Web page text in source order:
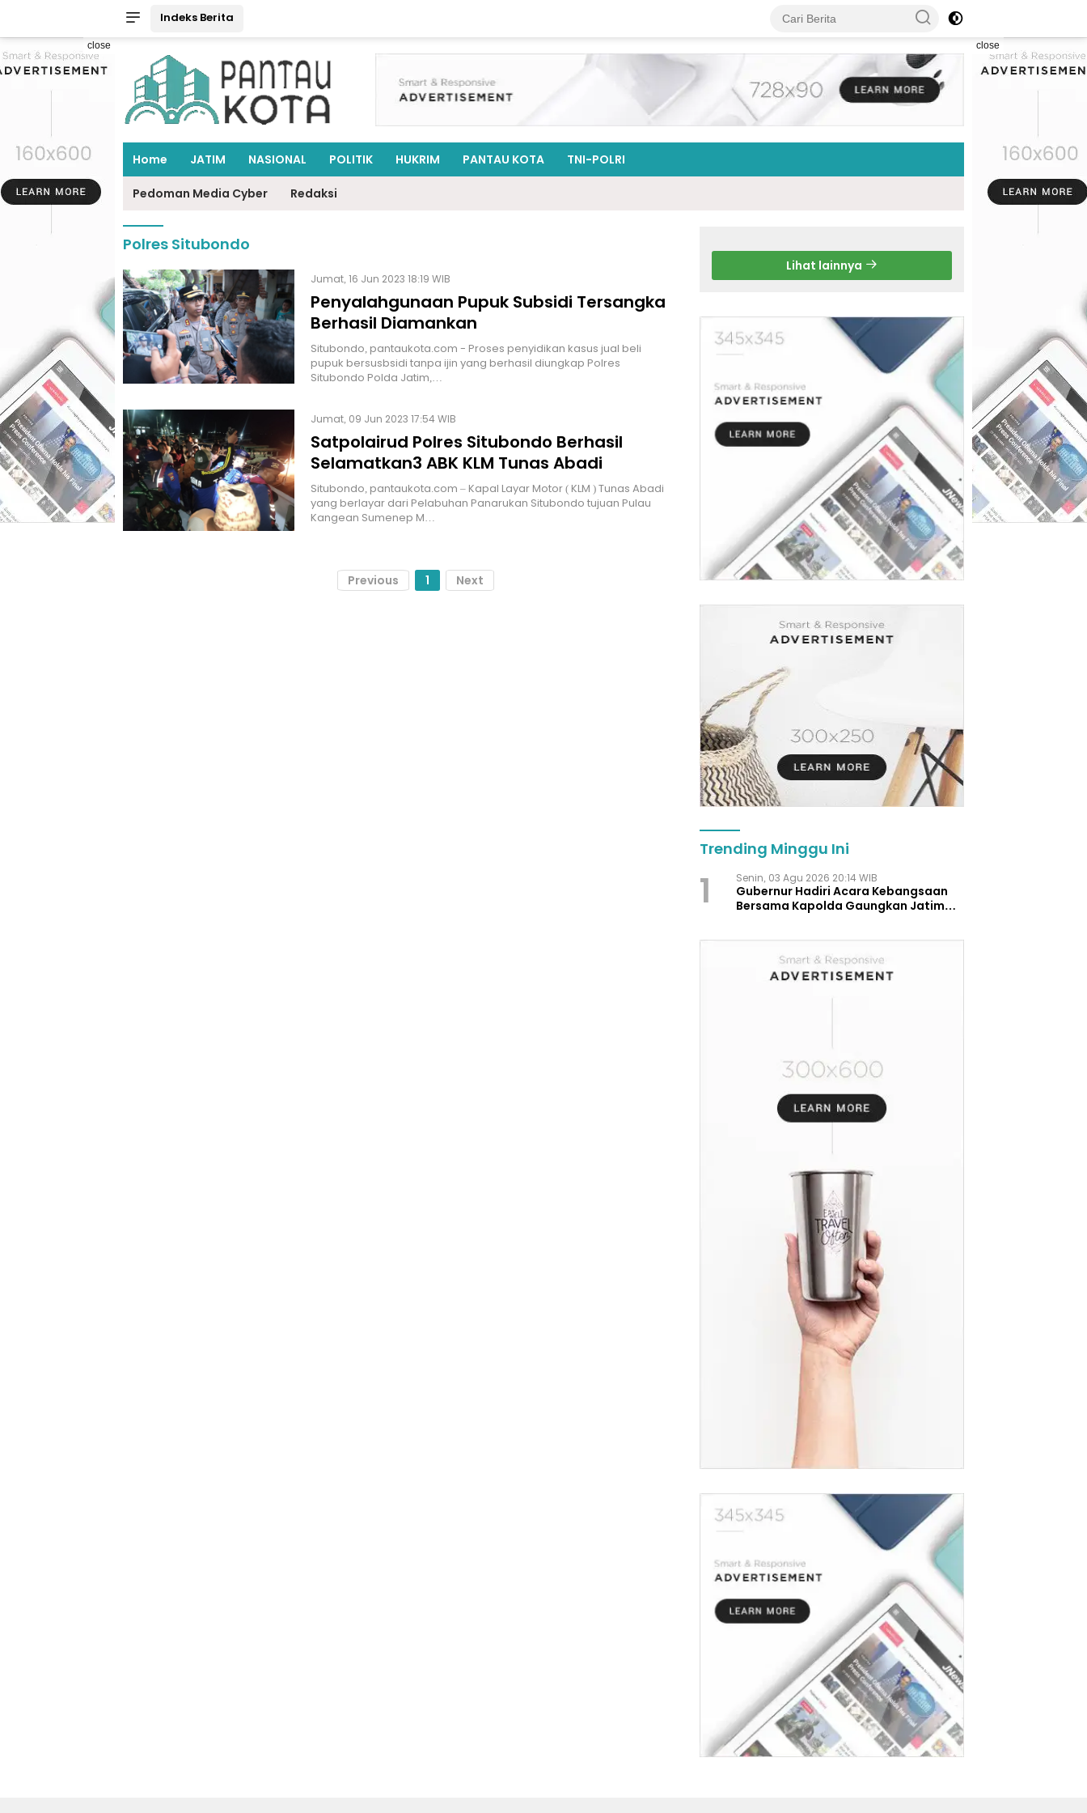
Indeks Berita
close close
Home JATIM NASIONAL POLITIK HUKRIM PANTAU KOTA TNI-POLRI
Pedoman Media Cyber Redaksi
Polres Situbondo
Jumat, 16 Jun 2023 18:19 WIB
Penyalahgunaan Pupuk Subsidi Tersangka
Berhasil Diamankan
Situbondo, pantaukota.com - Proses penyidikan kasus jual beli
pupuk bersusbsidi tanpa ijin yang berhasil diungkap Polres
Situbondo Polda Jatim,…
Jumat, 09 Jun 2023 17:54 WIB
Satpolairud Polres Situbondo Berhasil
Selamatkan3 ABK KLM Tunas Abadi
Situbondo, pantaukota.com – Kapal Layar Motor ( KLM ) Tunas Abadi
yang berlayar dari Pelabuhan Panarukan Situbondo tujuan Pulau
Kangean Sumenep M…
Previous 1 Next
Lihat lainnya
Trending Minggu Ini
1 Senin, 03 Agu 2026 20:14 WIB
Gubernur Hadiri Acara Kebangsaan
Bersama Kapolda Gaungkan Jatim